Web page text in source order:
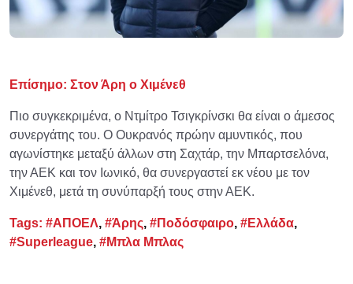
Επίσημο: Στον Άρη ο Χιμένεθ
Πιο συγκεκριμένα, ο Ντμίτρο Τσιγκρίνσκι θα είναι ο άμεσος
συνεργάτης του. Ο Ουκρανός πρώην αμυντικός, που
αγωνίστηκε μεταξύ άλλων στη Σαχτάρ, την Μπαρτσελόνα,
την ΑΕΚ και τον Ιωνικό, θα συνεργαστεί εκ νέου με τον
Χιμένεθ, μετά τη συνύπαρξή τους στην ΑΕΚ.
Tags: #ΑΠΟΕΛ, #Άρης, #Ποδόσφαιρο, #Ελλάδα,
#Superleague, #Μπλα Μπλας